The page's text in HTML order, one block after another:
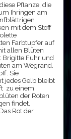
Pflanze, die
Ihringen am
mit dem Stoff
Farbtupfer auf
allen Blüten
Brigitte Fuhr und
am Wegrand.
Sie
jedes Gelb bleibt
zu einem
der Roten
findet,
Rot der